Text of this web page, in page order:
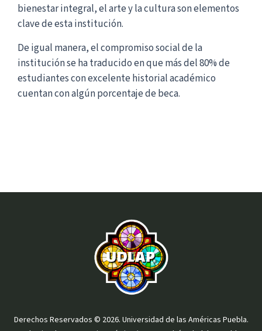
bienestar integral, el arte y la cultura son elementos
clave de esta institución.
De igual manera, el compromiso social de la
institución se ha traducido en que más del 80% de
estudiantes con excelente historial académico
cuentan con algún porcentaje de beca.
Derechos Reservados © 2026. Universidad de las Américas Puebla.